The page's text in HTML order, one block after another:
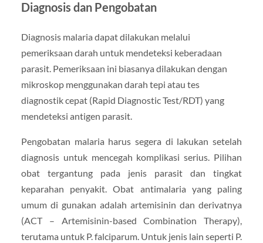
Diagnosis dan Pengobatan
Diagnosis malaria dapat dilakukan melalui
pemeriksaan darah untuk mendeteksi keberadaan
parasit. Pemeriksaan ini biasanya dilakukan dengan
mikroskop menggunakan darah tepi atau tes
diagnostik cepat (Rapid Diagnostic Test/RDT) yang
mendeteksi antigen parasit.
Pengobatan malaria harus segera di lakukan setelah
diagnosis untuk mencegah komplikasi serius. Pilihan
obat tergantung pada jenis parasit dan tingkat
keparahan penyakit. Obat antimalaria yang paling
umum di gunakan adalah artemisinin dan derivatnya
(ACT – Artemisinin-based Combination Therapy),
terutama untuk P. falciparum. Untuk jenis lain seperti P.